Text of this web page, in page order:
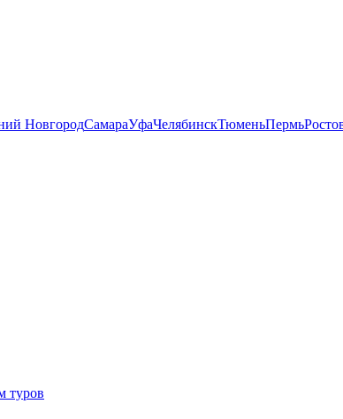
НовгородСамараУфаЧелябинскТюменьПермь
туров